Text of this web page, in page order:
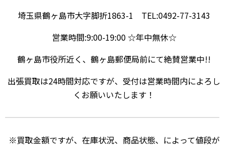
埼玉県鶴ヶ島市大字脚折1863-1 TEL:0492-77-3143
営業時間:9:00-19:00 ☆年中無休☆
鶴ヶ島市役所近く、鶴ヶ島郵便局前にて絶賛営業中!!
出張買取は24時間対応ですが、受付は営業時間内によろし
くお願いいたします！
※買取金額ですが、在庫状況、商品状態、によって値段が